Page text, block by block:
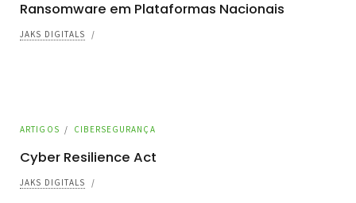
Ransomware em Plataformas Nacionais
JAKS DIGITALS /
ARTIGOS / CIBERSEGURANÇA
Cyber Resilience Act
JAKS DIGITALS /